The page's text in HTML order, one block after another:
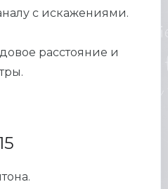
с искажениями.
расстояние и